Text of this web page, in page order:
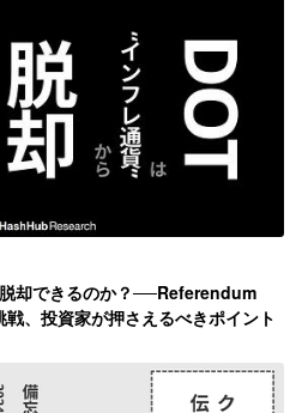
却できるのか？──Referendum
、投資家が押さえるべきポイント